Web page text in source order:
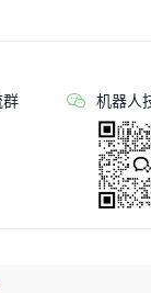
群 机器人